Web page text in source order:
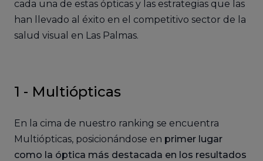
cada una de estas ópticas y las estrategias que las
han llevado al éxito en el competitivo sector de la
salud visual en Las Palmas.
1 - Multiópticas
En la cima de nuestro ranking se encuentra
Multiópticas, posicionándose en primer lugar
como la óptica más destacada en los resultados